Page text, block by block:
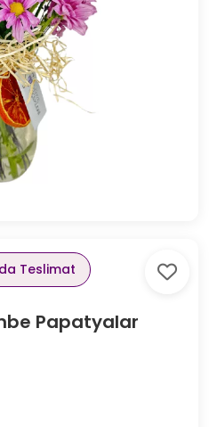
Teslimat
Papatyalar